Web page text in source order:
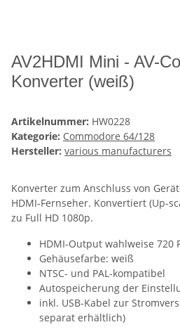
AV2HDMI Mini - AV-
Konverter (weiß)
Artikelnummer: HW0228
Kategorie: Commodore 64/128
Hersteller: various manufacturers
Konverter zum Anschluss von
HDMI-Fernseher. Konvertiert (Up-
zu Full HD 1080p.
HDMI-Output wahlweise 720
Gehäusefarbe: weiß
NTSC- und PAL-kompatibel
Autospeicherung der
inkl. USB-Kabel zur
separat erhältlich)